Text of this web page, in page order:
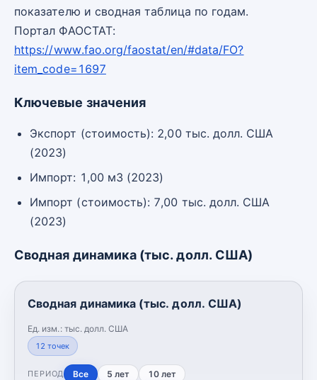
показателю и сводная таблица по годам.
Портал ФАОСТАТ:
https://www.fao.org/faostat/en/#data/FO?
item_code=1697
Ключевые значения
Экспорт (стоимость): 2,00 тыс. долл. США
(2023)
Импорт: 1,00 м3 (2023)
Импорт (стоимость): 7,00 тыс. долл. США
(2023)
Сводная динамика (тыс. долл. США)
Сводная динамика (тыс. долл. США)
Ед. изм.: тыс. долл. США
12 точек
ПЕРИОД Все 5 лет 10 лет